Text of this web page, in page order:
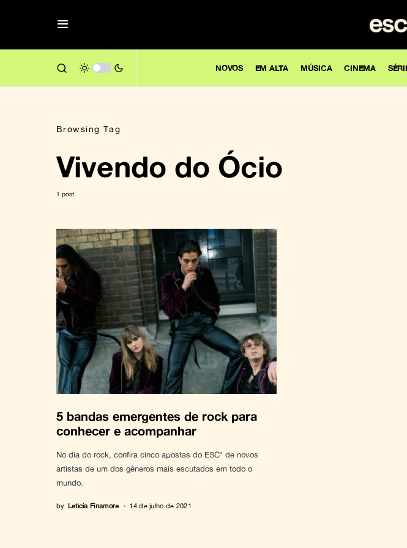
NOVOS EM ALTA MÚSICA CINEMA
Browsing Tag
Vivendo do Ócio
1 post
5 bandas emergentes de rock para
conhecer e acompanhar
No dia do rock, confira cinco apostas do ESC* de novos
artistas de um dos gêneros mais escutados em todo o
mundo.
by Letícia Finamore 14 de julho de 2021